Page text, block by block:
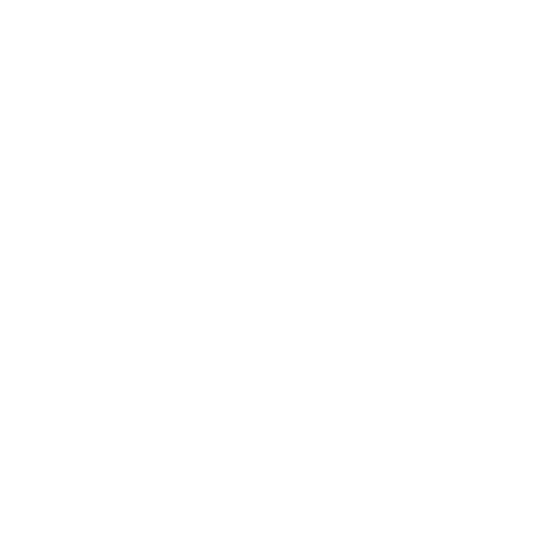
v nemocnici, která se nachází ve vzdálenosti cca 16 km od hotelu. Letiště Tenerife Jih je vzdáleno 30 km od hotelu.
má 94 pokojů. K vybavení hotelu patří recepce (přihlášení je možné od 15:00 hodin, odhlášení do 11:00 hodin), 2 výtahy, sejf (za
Wi-Fi je hotelovým hostům k dispozici zdarma. Vozíčkářům nabízí hotel bezbariérový výtah a vstup a částečně bezbariérové koupelny.
zdravotní služba jsou za poplatek.
a večeře (také dětské menu). All inclusive: snídaně, obědy a večeře. Snídaně, obědy a večeře pouze ve vybraných restauracích. K
Nealkoholické nápoje (11:00 - 22:30 hod.), pivo (11:00 - 22:00 hod.), víno (11:00 - 22:00 hod.), káva a čaj (07:30 - 22:30 hod.), národní
13:00 hod.) a internet zdarma.
kulečník (za poplatek) a fitness. Ve vzdálenosti cca 15 km jsou nabízeny vodní sporty (částečně od místních poskytovatelů).
let.
služby jsou závislé na ročním období a na místních klimatických podmínkách. Jazyky: angličtina. Kreditní karty: American Express.
dvoulůžkovou postelí. V kuchyňském koutě je lednička, vařič a varná konvice/kávovar. Na pokoji je telefon, televize, trezor a WiFi